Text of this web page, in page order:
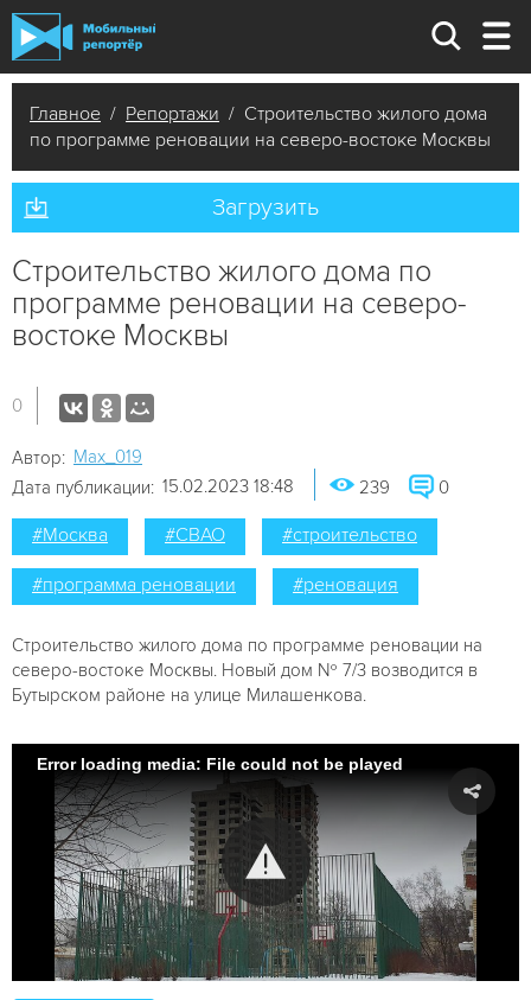
Главное / Репортажи / Строительство жилого дома
по программе реновации на северо-востоке Москвы
Загрузить
Строительство жилого дома по
программе реновации на северо-
востоке Москвы
0
Автор: Мах_019
Дата публикации: 15.02.2023 18:48 239 0
#Москва #СВАО #строительство
#программа реновации #реновация
Строительство жилого дома по программе реновации на
северо-востоке Москвы. Новый дом № 7/3 возводится в
Бутырском районе на улице Милашенкова.
Error loading media: File could not be played